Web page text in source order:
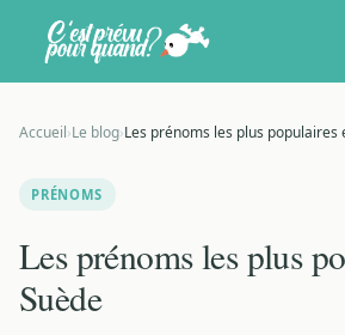
Accueil›Le blog›Les prénoms les plus populaires
PRÉNOMS
Les prénoms les plus
Suède